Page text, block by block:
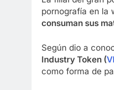
pornografía en la
consuman sus
Según dio a
Industry Token (
como forma de